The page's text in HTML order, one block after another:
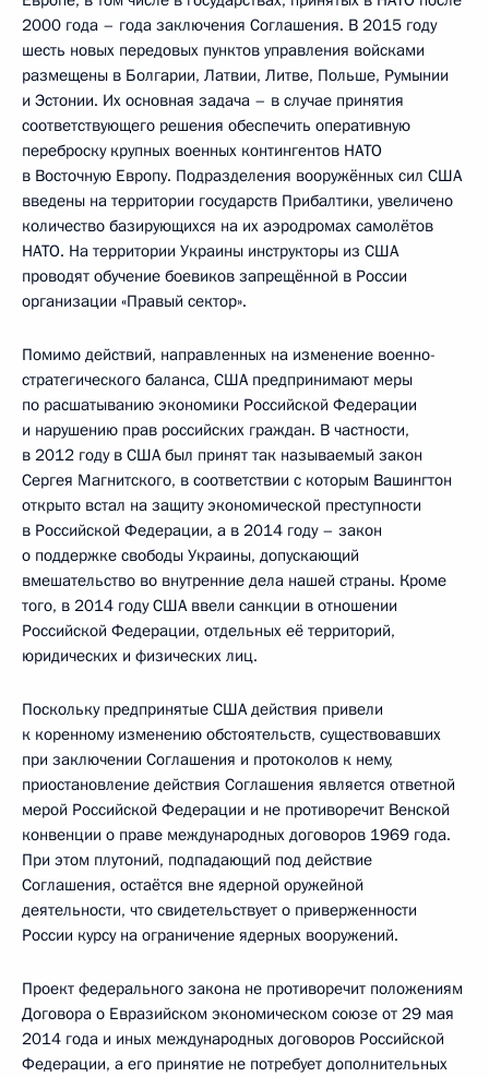
2000 года – года заключения Соглашения. В 2015 году
шесть новых передовых пунктов управления войсками
размещены в Болгарии, Латвии, Литве, Польше, Румынии
и Эстонии. Их основная задача – в случае принятия
соответствующего решения обеспечить оперативную
переброску крупных военных контингентов НАТО
в Восточную Европу. Подразделения вооружённых сил США
введены на территории государств Прибалтики, увеличено
количество базирующихся на их аэродромах самолётов
НАТО. На территории Украины инструкторы из США
проводят обучение боевиков запрещённой в России
организации «Правый сектор».
Помимо действий, направленных на изменение военно-
стратегического баланса, США предпринимают меры
по расшатыванию экономики Российской Федерации
и нарушению прав российских граждан. В частности,
в 2012 году в США был принят так называемый закон
Сергея Магнитского, в соответствии с которым Вашингтон
открыто встал на защиту экономической преступности
в Российской Федерации, а в 2014 году – закон
о поддержке свободы Украины, допускающий
вмешательство во внутренние дела нашей страны. Кроме
того, в 2014 году США ввели санкции в отношении
Российской Федерации, отдельных её территорий,
юридических и физических лиц.
Поскольку предпринятые США действия привели
к коренному изменению обстоятельств, существовавших
при заключении Соглашения и протоколов к нему,
приостановление действия Соглашения является ответной
мерой Российской Федерации и не противоречит Венской
конвенции о праве международных договоров 1969 года.
При этом плутоний, подпадающий под действие
Соглашения, остаётся вне ядерной оружейной
деятельности, что свидетельствует о приверженности
России курсу на ограничение ядерных вооружений.
Проект федерального закона не противоречит положениям
Договора о Евразийском экономическом союзе от 29 мая
2014 года и иных международных договоров Российской
Федерации, а его принятие не потребует дополнительных